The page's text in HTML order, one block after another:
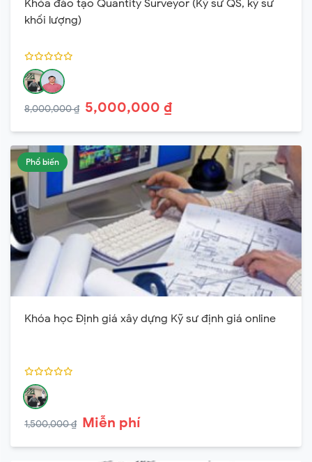
Khóa đào tạo Quantity Surveyor (Kỹ sư QS, kỹ sư
khối lượng)
8,000,000 ₫ 5,000,000 ₫
Phổ biến
Khóa học Định giá xây dựng Kỹ sư định giá online
1,500,000 ₫ Miễn phí